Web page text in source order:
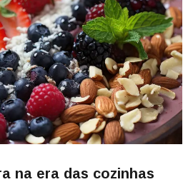
na era das cozinhas